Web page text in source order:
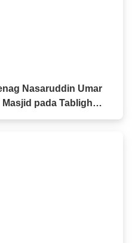
Nasaruddin Umar
pada Tabligh